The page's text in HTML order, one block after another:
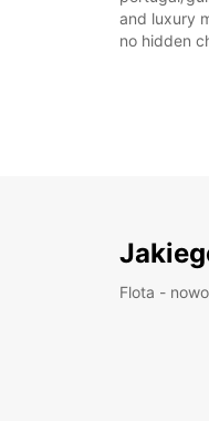
and luxury
no hidden
Flota -